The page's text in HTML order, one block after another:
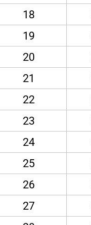
18
19
20
21
22
23
24
25
26
27